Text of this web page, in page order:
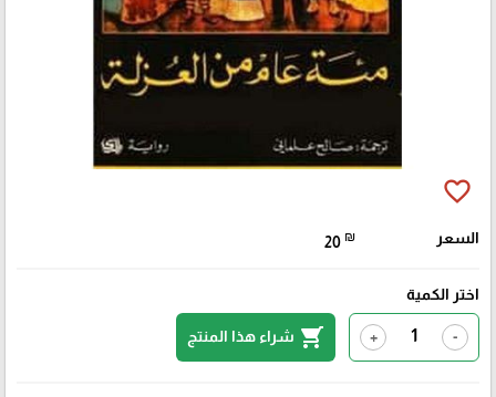
favorite_border
السعر 20 ₪
اختر الكمية
-
+
shopping_cart شراء هذا المنتج